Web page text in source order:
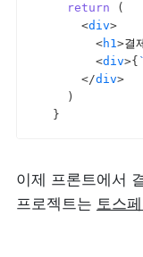
return
(
<div>
<h1>결
<div>{
</div>
)
}
이제 프론트에서
프로젝트는 토스